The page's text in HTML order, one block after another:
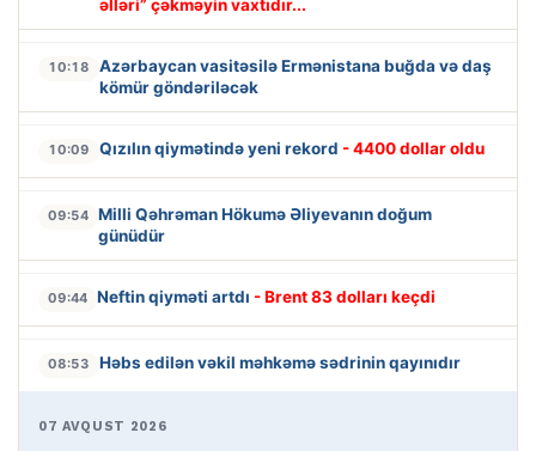
əlləri” çəkməyin vaxtıdır...
10:18
Azərbaycan vasitəsilə Ermənistana buğda və daş
kömür göndəriləcək
10:09 Qızılın qiymətində yeni rekord - 4400 dollar oldu
09:54 Milli Qəhrəman Hökumə Əliyevanın doğum
günüdür
09:44 Neftin qiyməti artdı - Brent 83 dolları keçdi
08:53 Həbs edilən vəkil məhkəmə sədrinin qayınıdır
07 AVQUST 2026